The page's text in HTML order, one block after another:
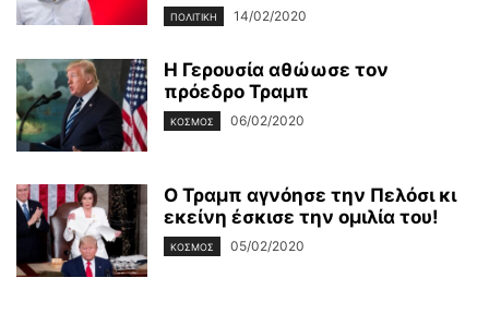
ΠΟΛΙΤΙΚΉ 14/02/2020
Η Γερουσία αθώωσε τον
πρόεδρο Τραμπ
ΚΌΣΜΟΣ 06/02/2020
Ο Τραμπ αγνόησε την Πελόσι κι
εκείνη έσκισε την ομιλία του!
ΚΌΣΜΟΣ 05/02/2020